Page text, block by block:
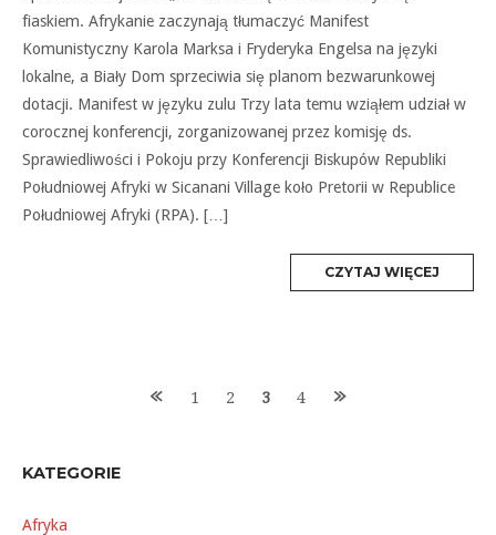
fiaskiem. Afrykanie zaczynają tłumaczyć Manifest
Komunistyczny Karola Marksa i Fryderyka Engelsa na języki
lokalne, a Biały Dom sprzeciwia się planom bezwarunkowej
dotacji. Manifest w języku zulu Trzy lata temu wziąłem udział w
corocznej konferencji, zorganizowanej przez komisję ds.
Sprawiedliwości i Pokoju przy Konferencji Biskupów Republiki
Południowej Afryki w Sicanani Village koło Pretorii w Republice
Południowej Afryki (RPA). […]
CZYTAJ WIĘCEJ
1 2 3 4
KATEGORIE
Afryka